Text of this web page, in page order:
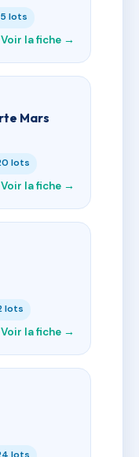
lots
Voir la fiche →
Mars
lots
Voir la fiche →
lots
Voir la fiche →